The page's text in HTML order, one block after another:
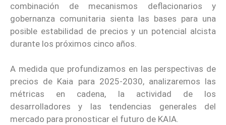
combinación de mecanismos deflacionarios y
gobernanza comunitaria sienta las bases para una
posible estabilidad de precios y un potencial alcista
durante los próximos cinco años.
A medida que profundizamos en las perspectivas de
precios de Kaia para 2025-2030, analizaremos las
métricas en cadena, la actividad de los
desarrolladores y las tendencias generales del
mercado para pronosticar el futuro de KAIA.